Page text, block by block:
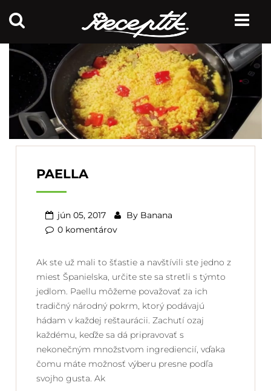
PAELLA
jún 05, 2017 By Banana
0 komentárov
Ak ste už mali to šťastie a navštívili ste jedno z
miest Španielska, určite ste sa stretli s týmto
jedlom. Paellu môžeme považovať za ich
tradičný národný pokrm, ktorý podávajú
hádam v každej reštaurácii. Zachutí ozaj
každému, keďže sa dá pripravovať s
nekonečným množstvom ingrediencií, vďaka
čomu máte možnosť výberu presne podľa
svojho gusta. Ak